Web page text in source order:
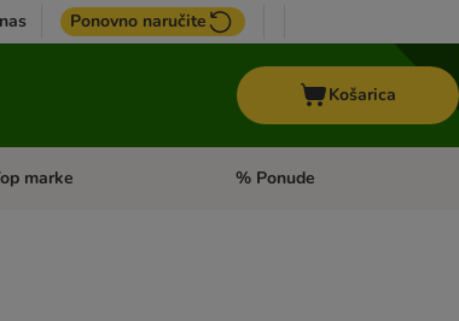
Ponovno naručite
Košarica
kategorija: + VET hrana
marke Pregled kategorija: Top marke
% Ponude